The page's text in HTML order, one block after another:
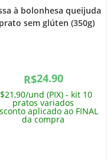
à bolonhesa queijuda
sem glúten (350g)
R$24.90
und (PIX) - kit 10
pratos variados
aplicado ao FINAL
da compra